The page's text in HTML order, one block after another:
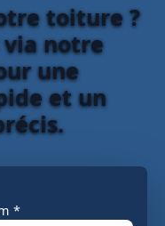
toiture ?
via notre
une
et un
*